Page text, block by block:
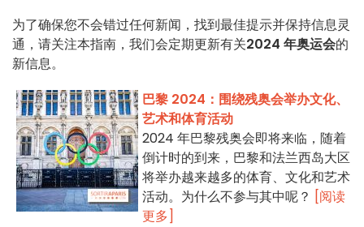
为了确保您不会错过任何新闻，找到最佳提示并保持信息灵
通，请关注本指南，我们会定期更新有关2024 年奥运会的
新信息。
巴黎 2024：围绕残奥会举办文化、
艺术和体育活动
2024 年巴黎残奥会即将来临，随着
倒计时的到来，巴黎和法兰西岛大区
将举办越来越多的体育、文化和艺术
活动。为什么不参与其中呢？ [阅读
更多]